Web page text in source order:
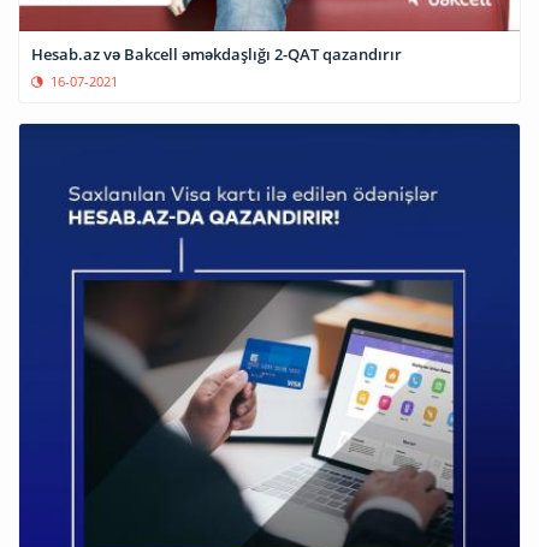
Hesab.az və Bakcell əməkdaşlığı 2-QAT qazandırır
16-07-2021